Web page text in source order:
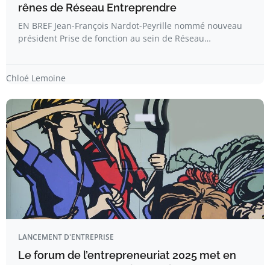
rênes de Réseau Entreprendre
EN BREF Jean-François Nardot-Peyrille nommé nouveau
président Prise de fonction au sein de Réseau…
Chloé Lemoine
LANCEMENT D'ENTREPRISE
Le forum de l’entrepreneuriat 2025 met en